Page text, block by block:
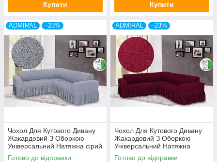
Купити Купити
ADMIRAL –23%
Чохол Для Кутового Дивану
Жакардовий З Оборкою
Універсальний Натяжна сірий
Venera
Готово до відправки
ADMIRAL –23%
Чохол Для Кутового Дивану
Жакардовий З Оборкою
Універсальний Натяжна
бордо Venera
Готово до відправки